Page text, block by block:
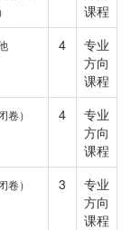
课程
4
专业
方向
课程
卷） 4
专业
方向
课程
卷） 3
专业
方向
课程